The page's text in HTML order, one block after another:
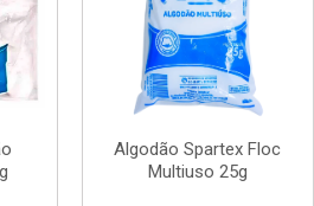
Algodão Spartex Floc
Multiuso 25g